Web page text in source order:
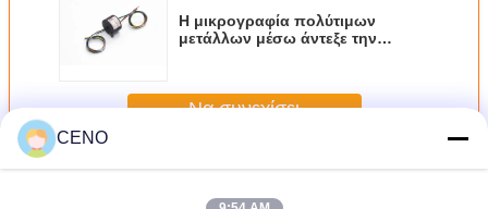
Η μικρογραφία πολύτιμων
μετάλλων μέσω άντεξε την
0~300rpm
Να συνεχίσει
Περισσότεροιμέσω του δαχτυλιδιού ολίσθησης τρυπών
CENO